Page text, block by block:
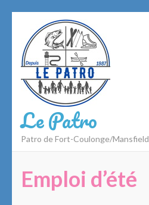
contenu
(Pressez
Entrée)
Le Patro
Patro de Fort-Coulonge/Mansfield
Emploi d’été